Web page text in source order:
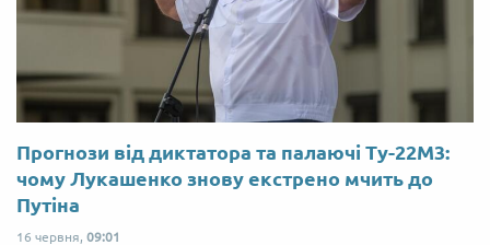
Прогнози від диктатора та палаючі Ту-22М3:
чому Лукашенко знову екстрено мчить до
Путіна
16 червня, 09:01